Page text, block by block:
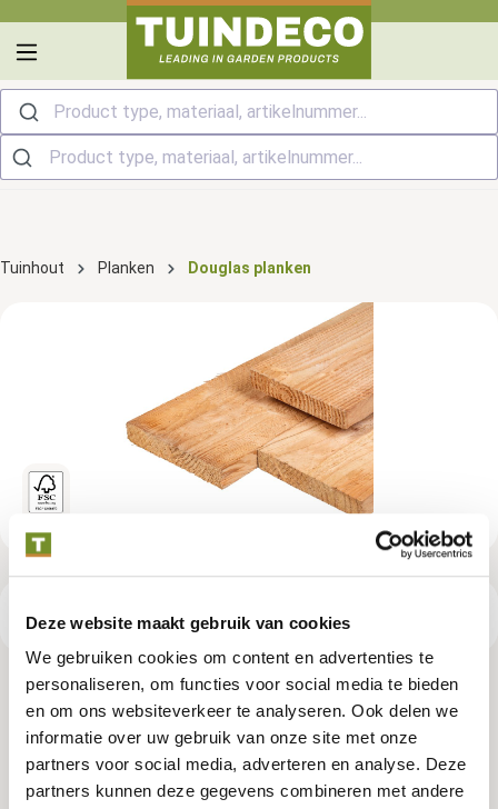
Deze website maakt gebruik van cookies
We gebruiken cookies om content en advertenties te
personaliseren, om functies voor social media te bieden
en om ons websiteverkeer te analyseren. Ook delen we
informatie over uw gebruik van onze site met onze
partners voor social media, adverteren en analyse. Deze
partners kunnen deze gegevens combineren met andere
Product type, materiaal, artikelnummer...
Tuinhout Planken Douglas planken
Productspecificaties
Douglas steigerplank 3,0 x 20,0 x
400 cm, vers, fijnbezaagd,
scherpkantig